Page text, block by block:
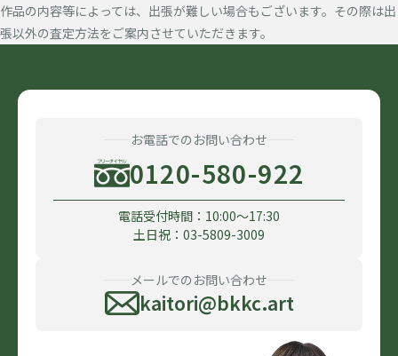
作品の内容等によっては、出張が難しい場合もございます。その際は出
張以外の査定方法をご案内させていただきます。
お電話でのお問い合わせ
0120-580-922
電話受付時間：10:00〜17:30
土日祝：03-5809-3009
メールでのお問い合わせ
kaitori@bkkc.art